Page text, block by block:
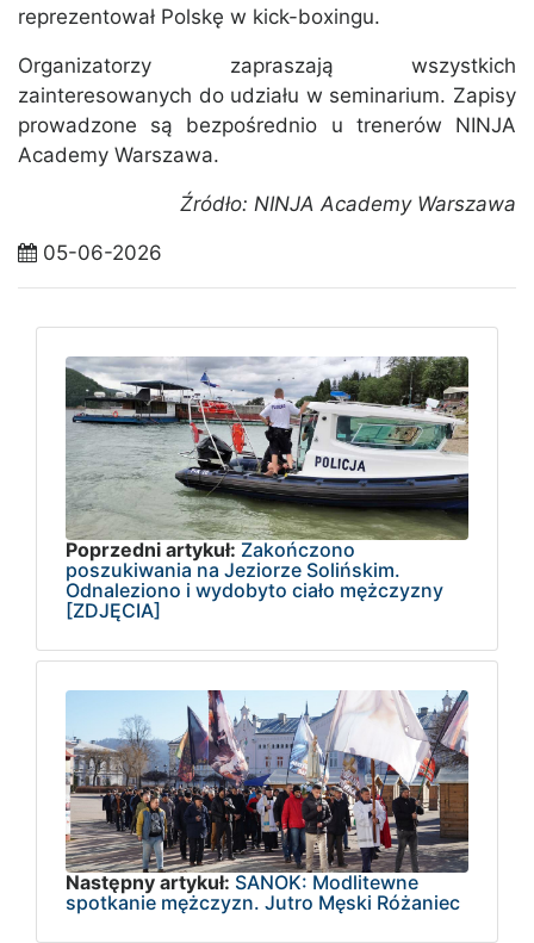
reprezentował Polskę w kick-boxingu.
Organizatorzy zapraszają wszystkich
zainteresowanych do udziału w seminarium. Zapisy
prowadzone są bezpośrednio u trenerów NINJA
Academy Warszawa.
Źródło: NINJA Academy Warszawa
05-06-2026
Poprzedni artykuł: Zakończono
poszukiwania na Jeziorze Solińskim.
Odnaleziono i wydobyto ciało mężczyzny
[ZDJĘCIA]
Następny artykuł: SANOK: Modlitewne
spotkanie mężczyzn. Jutro Męski Różaniec